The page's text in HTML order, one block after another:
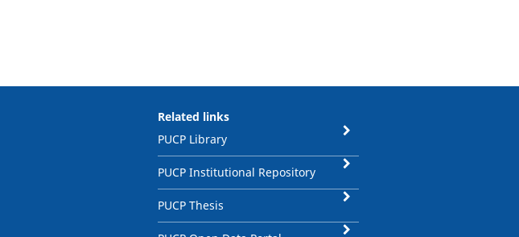
Related links
PUCP Library
PUCP Institutional Repository
PUCP Thesis